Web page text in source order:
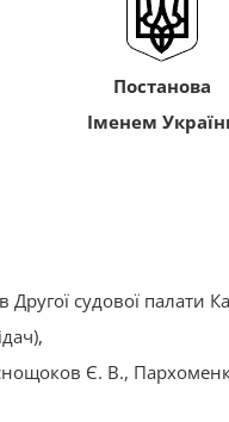
Постанова
Іменем
Другої судової палати
Є. В.,